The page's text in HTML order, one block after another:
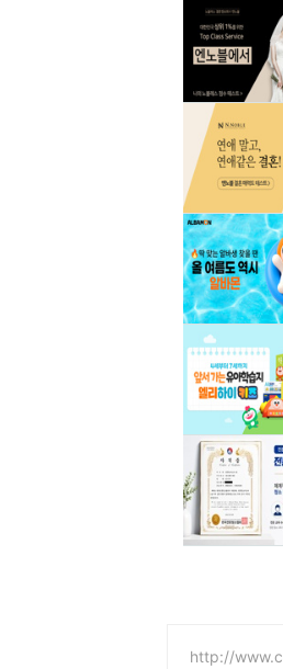
http://